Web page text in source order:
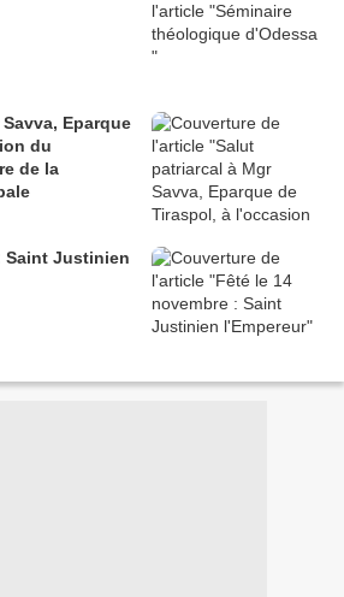
Eparque
du
de la
Saint Justinien